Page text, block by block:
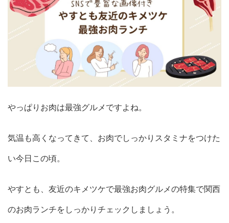
やっぱりお肉は最強グルメですよね。
気温も高くなってきて、お肉でしっかりスタミナをつけた
い今日この頃。
やすとも、友近のキメツケで最強お肉グルメの特集で関西
のお肉ランチをしっかりチェックしましょう。